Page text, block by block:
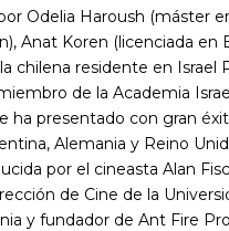
Odelia Haroush (máster
Anat Koren (licenciada en
chilena residente en Israel
de la Academia
ha presentado con gran
Alemania y Reino
por el cineasta Alan
de Cine de la
y fundador de Ant Fire